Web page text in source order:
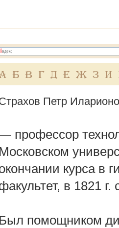
А Б В Г Д Е Ж З И
Петр
профессор
Московском
курса в
в 1821
Был помощником